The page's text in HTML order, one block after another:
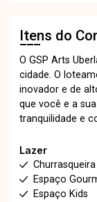
Itens do
O GSP Arts
cidade. O
inovador e de
que você e a
tranquilidade e
Lazer
Churrasqueira
Espaço
Espaço Kids